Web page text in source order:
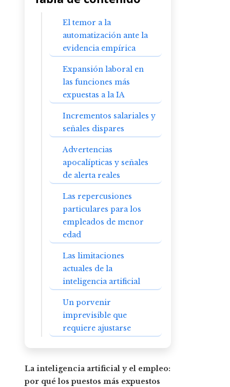
El temor a la
automatización ante la
evidencia empírica
Expansión laboral en
las funciones más
expuestas a la IA
Incrementos salariales y
señales dispares
Advertencias
apocalípticas y señales
de alerta reales
Las repercusiones
particulares para los
empleados de menor
edad
Las limitaciones
actuales de la
inteligencia artificial
Un porvenir
imprevisible que
requiere ajustarse
La inteligencia artificial y el empleo:
por qué los puestos más expuestos